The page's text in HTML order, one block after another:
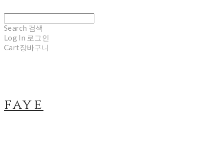
Search 검색
Log In 로그인
Cart장바구니
faye